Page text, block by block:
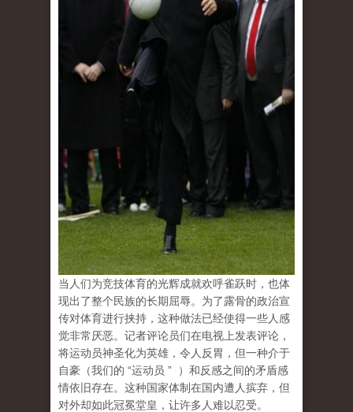
当人们为竞技体育的光辉成就欢呼雀跃时，也体
现出了整个民族的长期屈辱。为了露骨的政治宣
传对体育进行挟持，这种做法已经使得一些人感
觉非常厌恶。记者评论员们在电视上发表评论，
将运动员神圣化为英雄，令人反胃，但一种介于
自豪（我们的 “运动员 ”
）和反感之间的矛盾感
情依旧存在。这种国家体制在国内遭人摈弃，但
对外却如此冠冕堂皇，让许多人难以忍受。